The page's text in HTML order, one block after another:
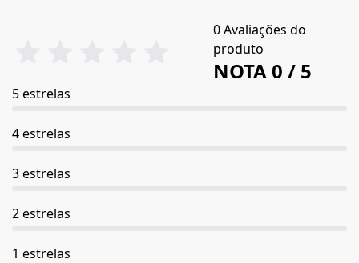
0 Avaliações do
produto
NOTA 0 / 5
5 estrelas
4 estrelas
3 estrelas
2 estrelas
1 estrelas